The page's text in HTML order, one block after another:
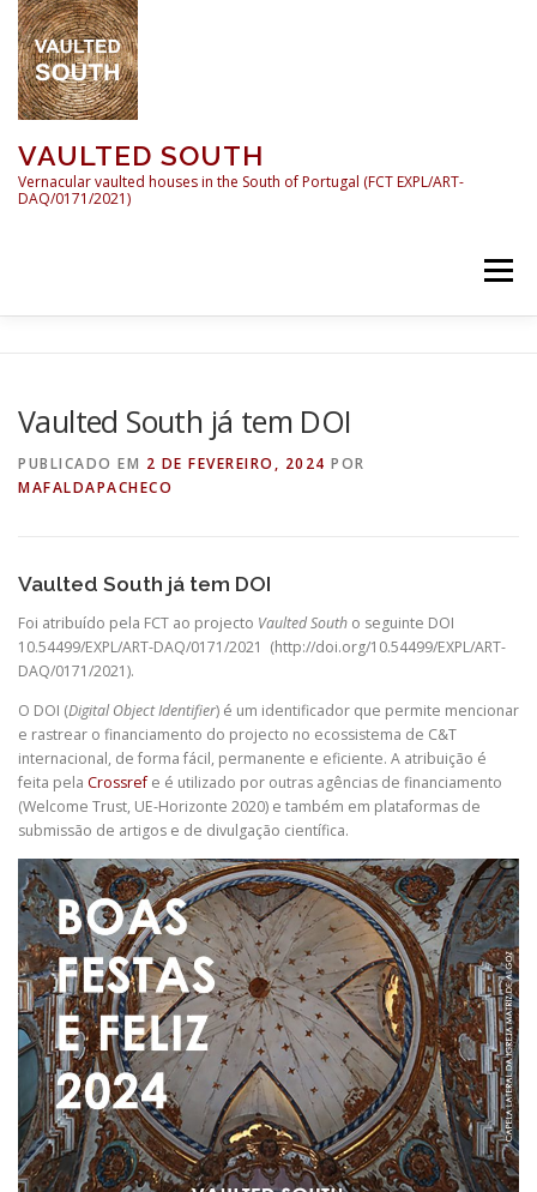
Saltar para conteúdo
VAULTED SOUTH
Vernacular vaulted houses in the South of Portugal (FCT EXPL/ART-
DAQ/0171/2021)
Menu
CONTACTOS
Vaulted South já tem DOI
PUBLICADO EM 2 DE FEVEREIRO, 2024 POR
MAFALDAPACHECO
Vaulted South já tem DOI
Foi atribuído pela FCT ao projecto Vaulted South o seguinte DOI
10.54499/EXPL/ART-DAQ/0171/2021 (http://doi.org/10.54499/EXPL/ART-
DAQ/0171/2021).
O DOI (Digital Object Identifier) é um identificador que permite mencionar
e rastrear o financiamento do projecto no ecossistema de C&T
internacional, de forma fácil, permanente e eficiente. A atribuição é
feita pela Crossrefe é utilizado por outras agências de financiamento
(Welcome Trust, UE-Horizonte 2020) e também em plataformas de
submissão de artigos e de divulgação científica.